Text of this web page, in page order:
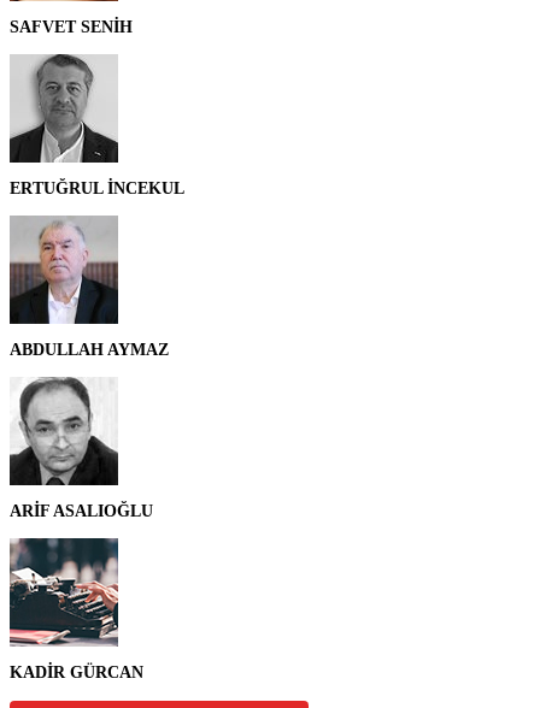
SAFVET SENİH
ERTUĞRUL İNCEKUL
ABDULLAH AYMAZ
ARİF ASALIOĞLU
KADİR GÜRCAN